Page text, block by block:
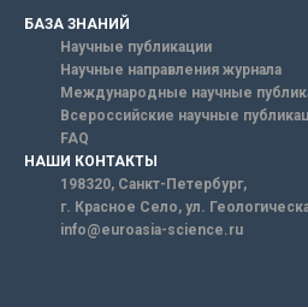
БАЗА ЗНАНИЙ
Научные публикации
Научные направления журнала
Международные научные
Всероссийские научные
FAQ
НАШИ КОНТАКТЫ
198320, Санкт-Петербург,
г. Красное Село, ул.
info@euroasia-science.ru